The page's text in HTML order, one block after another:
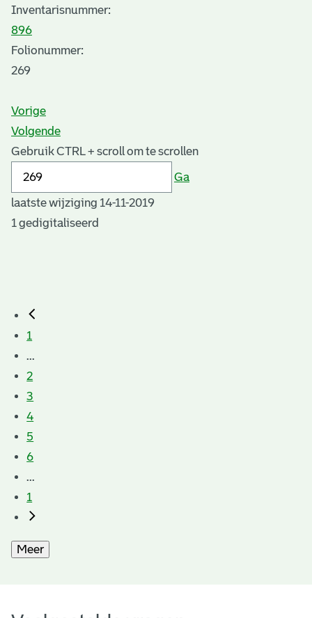
Inventarisnummer:
896
Folionummer:
269
Vorige
Volgende
Gebruik CTRL + scroll om te scrollen
Ga
laatste wijziging 14-11-2019
1 gedigitaliseerd
1
...
2
3
4
5
6
...
1
Meer